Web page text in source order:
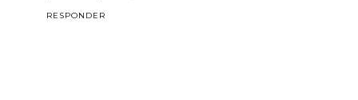
RESPONDER